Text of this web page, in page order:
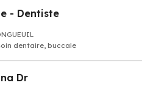
- Dentiste
dentaire, buccale
Dr